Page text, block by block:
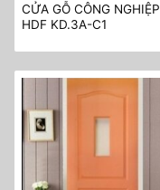
CỬA GỖ CÔNG NGHIỆP
HDF KD.3A-C1